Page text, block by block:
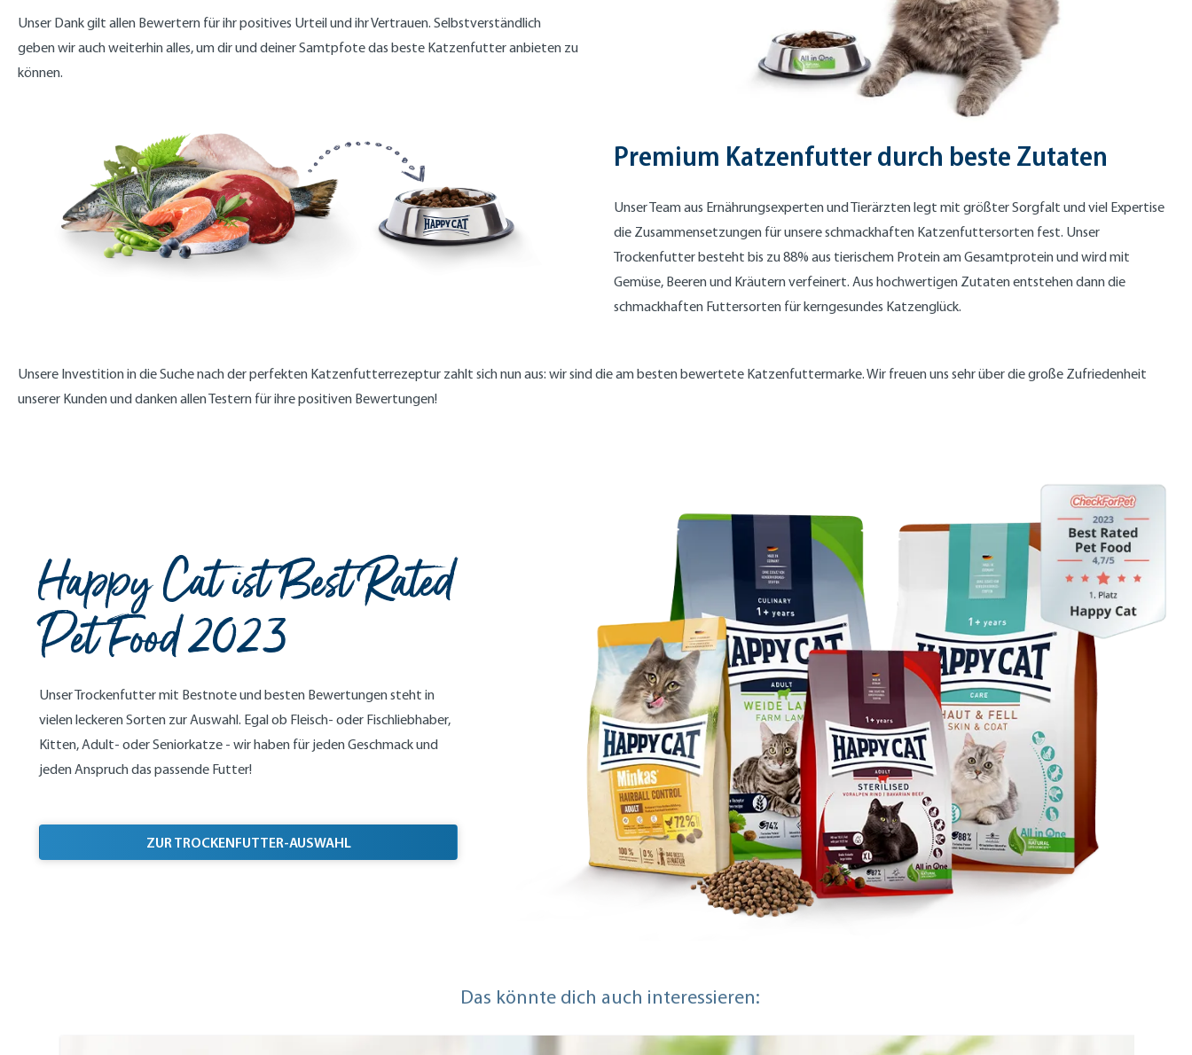
Unser Dank gilt allen Bewertern für ihr positives Urteil und ihr Vertrauen. Selbstverständlich
geben wir auch weiterhin alles, um dir und deiner Samtpfote das beste Katzenfutter anbieten zu
können.
Premium Katzenfutter durch beste Zutaten
Unser Team aus Ernährungsexperten und Tierärzten legt mit größter Sorgfalt und viel Expertise
die Zusammensetzungen für unsere schmackhaften Katzenfuttersorten fest. Unser
Trockenfutter besteht bis zu 88% aus tierischem Protein am Gesamtprotein und wird mit
Gemüse, Beeren und Kräutern verfeinert. Aus hochwertigen Zutaten entstehen dann die
schmackhaften Futtersorten für kerngesundes Katzenglück.
Unsere Investition in die Suche nach der perfekten Katzenfutterrezeptur zahlt sich nun aus: wir sind die am besten bewertete Katzenfuttermarke. Wir freuen uns sehr über die große Zufriedenheit
unserer Kunden und danken allen Testern für ihre positiven Bewertungen!
Happy Cat ist Best Rated
Pet Food 2023
Unser Trockenfutter mit Bestnote und besten Bewertungen steht in
vielen leckeren Sorten zur Auswahl. Egal ob Fleisch- oder Fischliebhaber,
Kitten, Adult- oder Seniorkatze - wir haben für jeden Geschmack und
jeden Anspruch das passende Futter!
ZUR TROCKENFUTTER-AUSWAHL
Das könnte dich auch interessieren: